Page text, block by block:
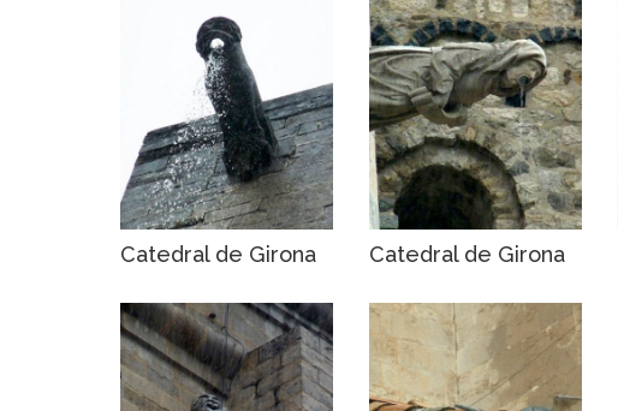
Catedral de Girona Catedral de Girona